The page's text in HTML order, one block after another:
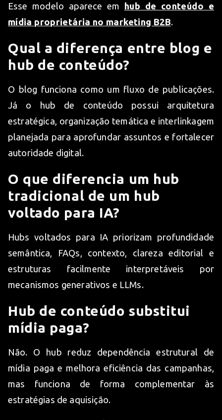
Esse modelo aparece em hub de conteúdo e
mídia proprietária no marketing B2B.
Qual a diferença entre blog e
hub de conteúdo?
O blog funciona como um fluxo de publicações.
Já o hub de conteúdo possui arquitetura
estratégica, organização temática e interlinkagem
planejada para aprofundar assuntos e fortalecer
autoridade digital.
O que diferencia um hub
tradicional de um hub
voltado para IA?
Hubs voltados para IA priorizam profundidade
semântica, FAQs, contexto, clareza editorial e
estruturas facilmente interpretáveis por
mecanismos generativos e LLMs.
Hub de conteúdo substitui
mídia paga?
Não. O hub reduz dependência estrutural de
mídia paga e melhora eficiência das campanhas,
mas funciona de forma complementar às
estratégias de aquisição.